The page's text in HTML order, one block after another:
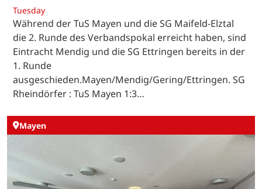
Tuesday
Während der TuS Mayen und die SG Maifeld-Elztal
die 2. Runde des Verbandspokal erreicht haben, sind
Eintracht Mendig und die SG Ettringen bereits in der
1. Runde
ausgeschieden.Mayen/Mendig/Gering/Ettringen. SG
Rheindörfer : TuS Mayen 1:3…
Mayen